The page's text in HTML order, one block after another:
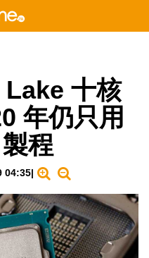
十核
年仍只用
程
04:35|